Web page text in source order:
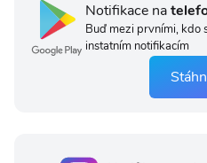
Notifikace na
Buď mezi prvními, kdo
instatním notifikacím